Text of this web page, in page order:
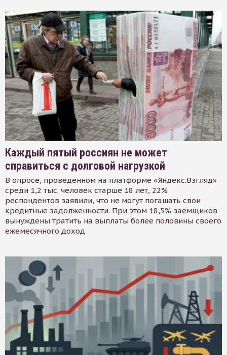
Каждый пятый россиян не может
справиться с долговой нагрузкой
В опросе, проведенном на платформе «Яндекс.Взгляд»
среди 1,2 тыс. человек старше 18 лет, 22%
респондентов заявили, что не могут погашать свои
кредитные задолженности. При этом 18,5% заемщиков
вынуждены тратить на выплаты более половины своего
ежемесячного доход